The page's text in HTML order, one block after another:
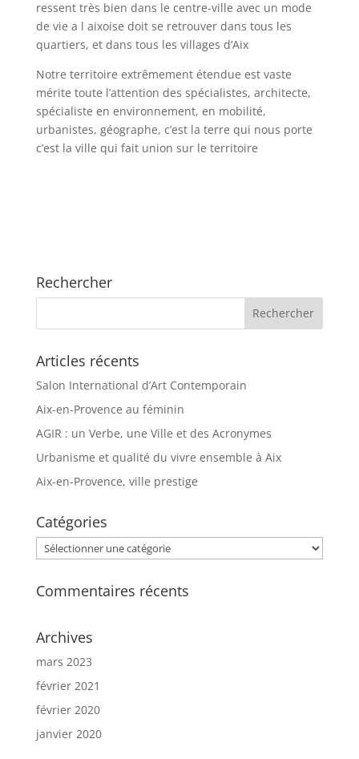
ressent très bien dans le centre-ville avec un mode
de vie a l aixoise doit se retrouver dans tous les
quartiers, et dans tous les villages d’Aix
Notre territoire extrêmement étendue est vaste
mérite toute l’attention des spécialistes, architecte,
spécialiste en environnement, en mobilité,
urbanistes, géographe, c’est la terre qui nous porte
c’est la ville qui fait union sur le territoire
Rechercher
Articles récents
Salon International d’Art Contemporain
Aix-en-Provence au féminin
AGIR : un Verbe, une Ville et des Acronymes
Urbanisme et qualité du vivre ensemble à Aix
Aix-en-Provence, ville prestige
Catégories
Catégories
Commentaires récents
Archives
mars 2023
février 2021
février 2020
janvier 2020